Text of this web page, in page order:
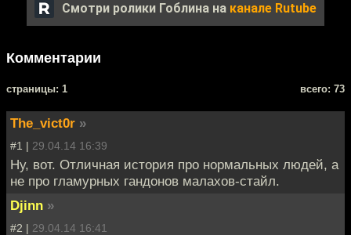
Смотри ролики Гоблина на канале Rutube
Комментарии
cтраницы: 1 всего: 73
The_vict0r »
#1 | 29.04.14 16:39
Ну, вот. Отличная история про нормальных людей, а
не про гламурных гандонов малахов-стайл.
Djinn »
#2 | 29.04.14 16:41